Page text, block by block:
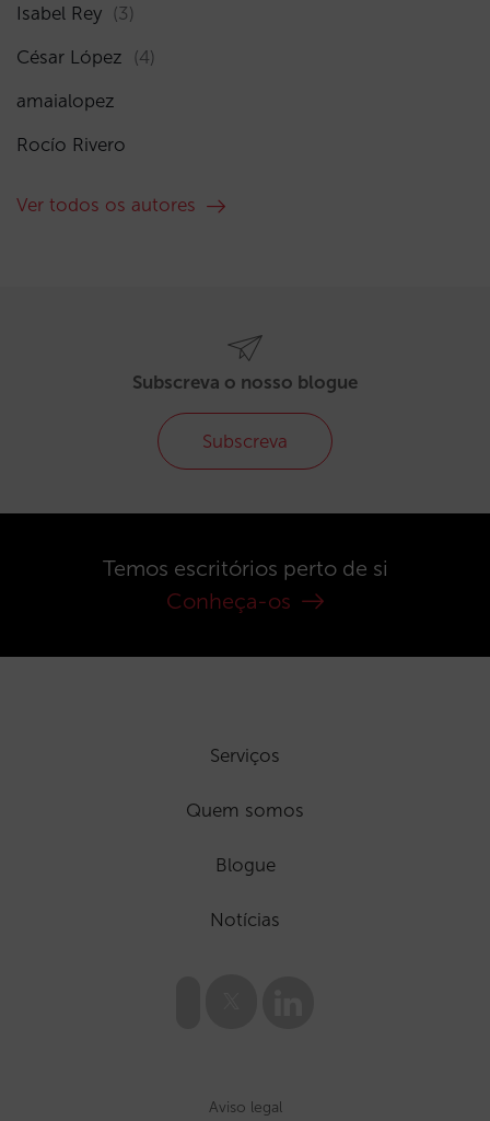
Isabel Rey (3)
César López (4)
amaialopez
Rocío Rivero
Ver todos os autores
Subscreva o nosso blogue
Subscreva
Temos escritórios perto de si
Conheça-os
Serviços
Quem somos
Blogue
Notícias
Aviso legal